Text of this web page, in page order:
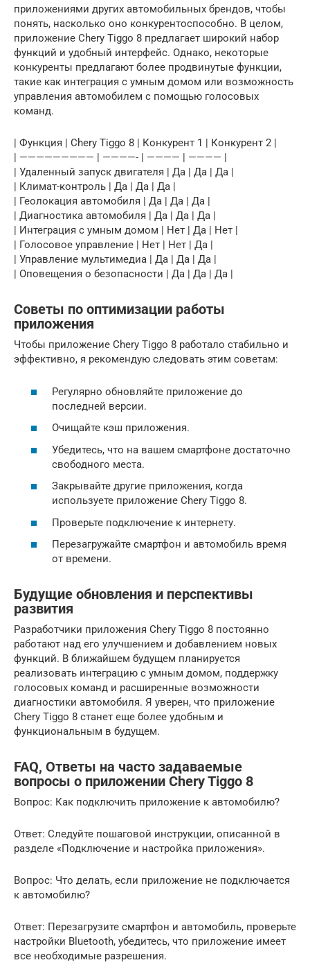
приложениями других автомобильных брендов, чтобы
понять, насколько оно конкурентоспособно. В целом,
приложение Chery Tiggo 8 предлагает широкий набор
функций и удобный интерфейс. Однако, некоторые
конкуренты предлагают более продвинутые функции,
такие как интеграция с умным домом или возможность
управления автомобилем с помощью голосовых
команд.
| Функция | Chery Tiggo 8 | Конкурент 1 | Конкурент 2 |
| ————————— | ————- | ———— | ———— |
| Удаленный запуск двигателя | Да | Да | Да |
| Климат-контроль | Да | Да | Да |
| Геолокация автомобиля | Да | Да | Да |
| Диагностика автомобиля | Да | Да | Да |
| Интеграция с умным домом | Нет | Да | Нет |
| Голосовое управление | Нет | Нет | Да |
| Управление мультимедиа | Да | Да | Да |
| Оповещения о безопасности | Да | Да | Да |
Советы по оптимизации работы
приложения
Чтобы приложение Chery Tiggo 8 работало стабильно и
эффективно, я рекомендую следовать этим советам:
Регулярно обновляйте приложение до
последней версии.
Очищайте кэш приложения.
Убедитесь, что на вашем смартфоне достаточно
свободного места.
Закрывайте другие приложения, когда
используете приложение Chery Tiggo 8.
Проверьте подключение к интернету.
Перезагружайте смартфон и автомобиль время
от времени.
Будущие обновления и перспективы
развития
Разработчики приложения Chery Tiggo 8 постоянно
работают над его улучшением и добавлением новых
функций. В ближайшем будущем планируется
реализовать интеграцию с умным домом, поддержку
голосовых команд и расширенные возможности
диагностики автомобиля. Я уверен, что приложение
Chery Tiggo 8 станет еще более удобным и
функциональным в будущем.
FAQ, Ответы на часто задаваемые
вопросы о приложении Chery Tiggo 8
Вопрос: Как подключить приложение к автомобилю?
Ответ: Следуйте пошаговой инструкции, описанной в
разделе «Подключение и настройка приложения».
Вопрос: Что делать, если приложение не подключается
к автомобилю?
Ответ: Перезагрузите смартфон и автомобиль, проверьте
настройки Bluetooth, убедитесь, что приложение имеет
все необходимые разрешения.